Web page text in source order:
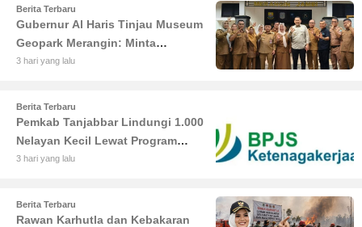
Berita Terbaru
Gubernur Al Haris Tinjau Museum
Geopark Merangin: Minta
Pengelola Genjot Inovasi dan
3 hari yang lalu
Berita Terbaru
Pemkab Tanjabbar Lindungi 1.000
Nelayan Kecil Lewat Program
BPJS Ketenagakerjaan
3 hari yang lalu
Berita Terbaru
Rawan Karhutla dan Kebakaran